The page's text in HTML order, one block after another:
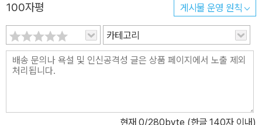
100자평 게시물 운영 원칙
카테고리
현재 0/280byte (한글 140자 이내)